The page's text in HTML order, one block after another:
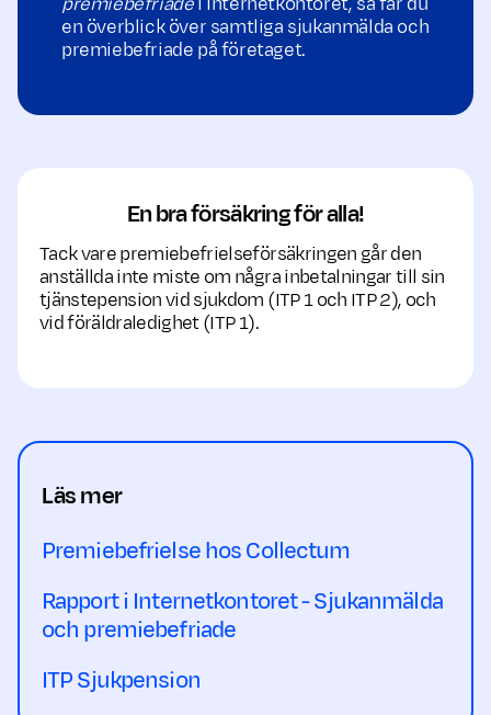
en överblick över samtliga sjukanmälda och
premiebefriade på företaget.
En bra försäkring för alla!
Tack vare premie­befrielse­försäkringen går den
anställda inte miste om några inbetalningar till sin
tjänstepension vid sjukdom (ITP 1 och ITP 2), och
vid föräldra­ledighet (ITP 1).
Läs mer
Premiebefrielse hos Collectum
Rapport i Internetkontoret - Sjukanmälda
och premiebefriade
ITP Sjukpension